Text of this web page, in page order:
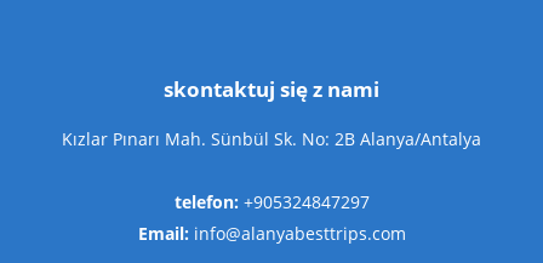
skontaktuj się z nami
Kızlar Pınarı Mah. Sünbül Sk. No: 2B Alanya/Antalya
telefon: +905324847297
Email: info@alanyabesttrips.com